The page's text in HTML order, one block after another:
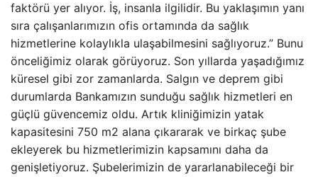
faktörü yer alıyor. İş, insanla ilgilidir. Bu yaklaşımın yanı
sıra çalışanlarımızın ofis ortamında da sağlık
hizmetlerine kolaylıkla ulaşabilmesini sağlıyoruz.” Bunu
önceliğimiz olarak görüyoruz. Son yıllarda yaşadığımız
küresel gibi zor zamanlarda. Salgın ve deprem gibi
durumlarda Bankamızın sunduğu sağlık hizmetleri en
güçlü güvencemiz oldu. Artık kliniğimizin yatak
kapasitesini 750 m2 alana çıkararak ve birkaç şube
ekleyerek bu hizmetlerimizin kapsamını daha da
genişletiyoruz. Şubelerimizin de yararlanabileceği bir